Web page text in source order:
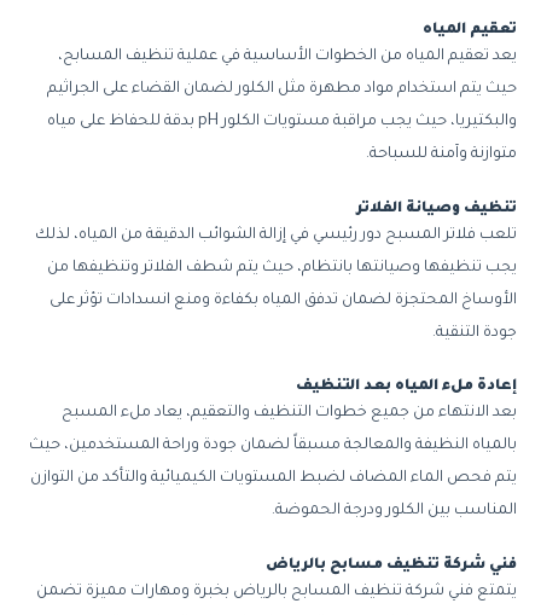
تعقيم المياه
يعد تعقيم المياه من الخطوات الأساسية في عملية تنظيف المسابح،
حيث يتم استخدام مواد مطهرة مثل الكلور لضمان القضاء على الجراثيم
والبكتيريا، حيث يجب مراقبة مستويات الكلور pH بدقة للحفاظ على مياه
متوازنة وآمنة للسباحة.
تنظيف وصيانة الفلاتر
تلعب فلاتر المسبح دور رئيسي في إزالة الشوائب الدقيقة من المياه، لذلك
يجب تنظيفها وصيانتها بانتظام، حيث يتم شطف الفلاتر وتنظيفها من
الأوساخ المحتجزة لضمان تدفق المياه بكفاءة ومنع انسدادات تؤثر على
جودة التنقية.
إعادة ملء المياه بعد التنظيف
بعد الانتهاء من جميع خطوات التنظيف والتعقيم، يعاد ملء المسبح
بالمياه النظيفة والمعالجة مسبقاً لضمان جودة وراحة المستخدمين، حيث
يتم فحص الماء المضاف لضبط المستويات الكيميائية والتأكد من التوازن
المناسب بين الكلور ودرجة الحموضة.
فني شركة تنظيف مسابح بالرياض
يتمتع فني شركة تنظيف المسابح بالرياض بخبرة ومهارات مميزة تضمن